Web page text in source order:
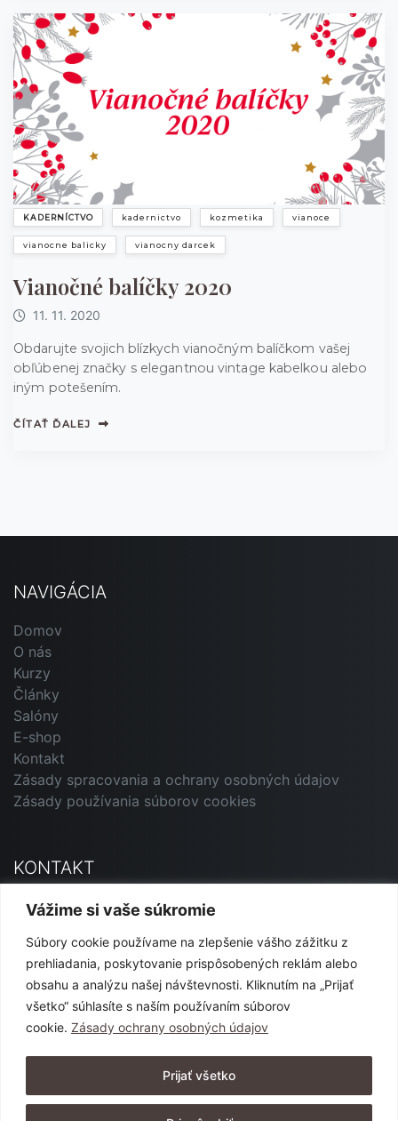
Vážime si vaše súkromie
Súbory cookie používame na zlepšenie vášho zážitku z
prehliadania, poskytovanie prispôsobených reklám alebo
obsahu a analýzu našej návštevnosti. Kliknutím na „Prijať
všetko“ súhlasíte s naším používaním súborov
cookie. Zásady ochrany osobných údajov
Prijať všetko
KADERNÍCTVO kadernictvo kozmetika vianoce
vianocne balicky vianocny darcek
Vianočné balíčky 2020
11. 11. 2020
Obdarujte svojich blízkych vianočným balíčkom vašej
obľúbenej značky s elegantnou vintage kabelkou alebo
iným potešením.
ČÍTAŤ ĎALEJ
NAVIGÁCIA
Domov
O nás
Kurzy
Články
Salóny
E-shop
Kontakt
Zásady spracovania a ochrany osobných údajov
Zásady používania súborov cookies
KONTAKT
Primavera Andorrana SK
marketing@primavera-and.sk
0911 540 444 alebo 0904 152 365
SLEDUJTE NÁS